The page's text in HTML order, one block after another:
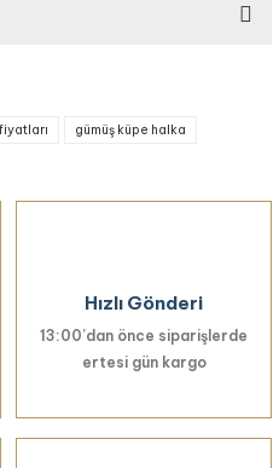
görüntülenemiyor.
pahalı.
olmalı.
gümüş küpe halka
Hızlı Gönderi
13:00’dan önce siparişlerde
ertesi gün kargo